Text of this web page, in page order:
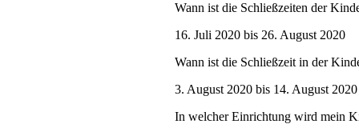
Wann ist die Schließzeiten der
16. Juli 2020 bis 26. August 2020
Wann ist die Schließzeit in der
3. August 2020 bis 14. August 2020
In welcher Einrichtung wird mein